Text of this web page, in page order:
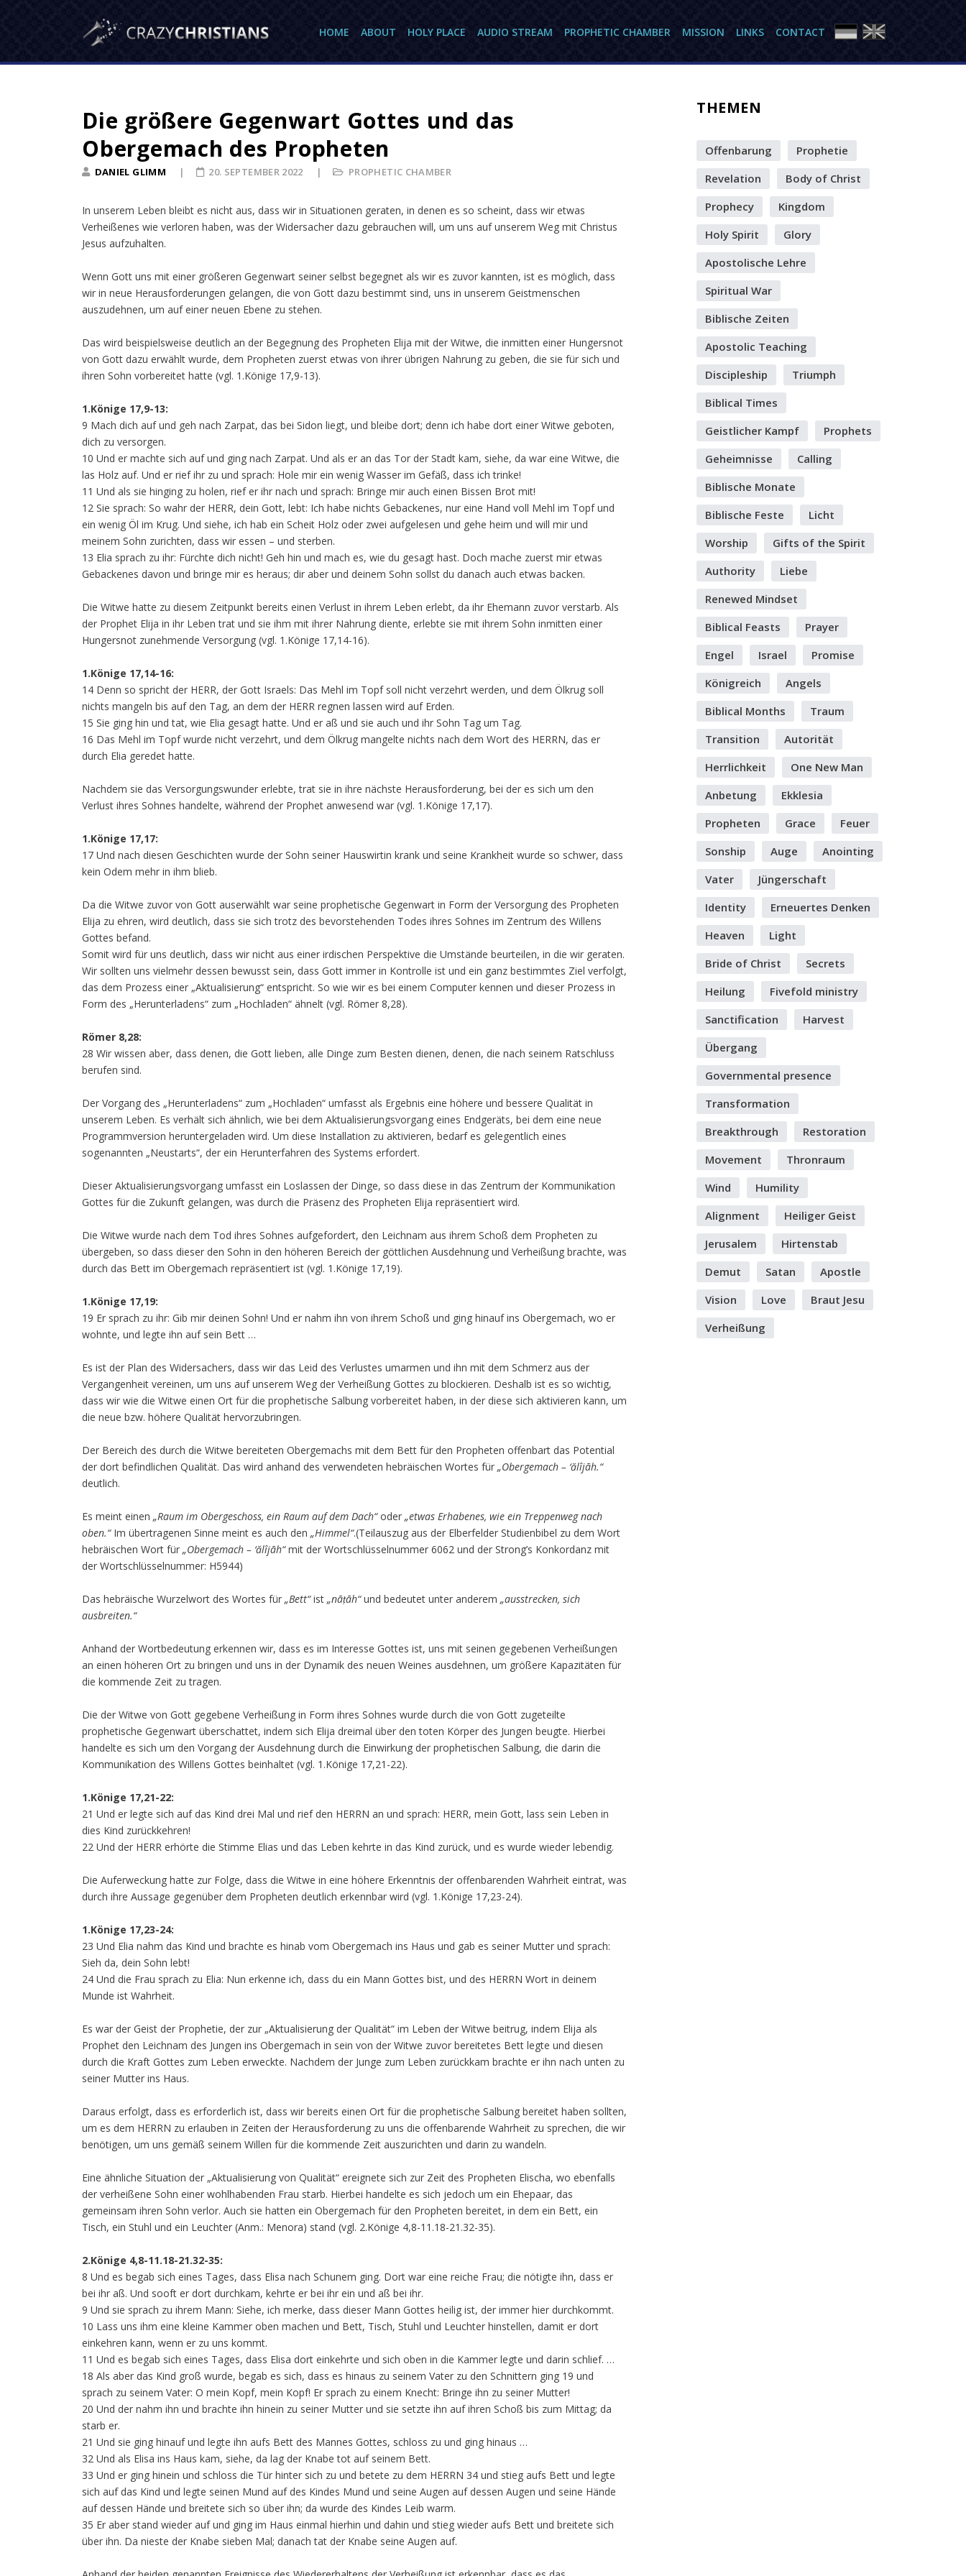
HOME ABOUT HOLY PLACE AUDIO STREAM PROPHETIC CHAMBER MISSION LINKS CONTACT
Die größere Gegenwart Gottes und das
Obergemach des Propheten
DANIEL GLIMM PROPHETIC CHAMBER
20. SEPTEMBER 2022
In unserem Leben bleibt es nicht aus, dass wir in Situationen geraten, in denen es so scheint, dass wir etwas
Verheißenes wie verloren haben, was der Widersacher dazu gebrauchen will, um uns auf unserem Weg mit Christus
Jesus aufzuhalten.
Wenn Gott uns mit einer größeren Gegenwart seiner selbst begegnet als wir es zuvor kannten, ist es möglich, dass
wir in neue Herausforderungen gelangen, die von Gott dazu bestimmt sind, uns in unserem Geistmenschen
auszudehnen, um auf einer neuen Ebene zu stehen.
Das wird beispielsweise deutlich an der Begegnung des Propheten Elija mit der Witwe, die inmitten einer Hungersnot
von Gott dazu erwählt wurde, dem Propheten zuerst etwas von ihrer übrigen Nahrung zu geben, die sie für sich und
ihren Sohn vorbereitet hatte (vgl. 1.Könige 17,9-13).
1.Könige 17,9-13:
9 Mach dich auf und geh nach Zarpat, das bei Sidon liegt, und bleibe dort; denn ich habe dort einer Witwe geboten,
dich zu versorgen.
10 Und er machte sich auf und ging nach Zarpat. Und als er an das Tor der Stadt kam, siehe, da war eine Witwe, die
las Holz auf. Und er rief ihr zu und sprach: Hole mir ein wenig Wasser im Gefäß, dass ich trinke!
11 Und als sie hinging zu holen, rief er ihr nach und sprach: Bringe mir auch einen Bissen Brot mit!
12 Sie sprach: So wahr der HERR, dein Gott, lebt: Ich habe nichts Gebackenes, nur eine Hand voll Mehl im Topf und
ein wenig Öl im Krug. Und siehe, ich hab ein Scheit Holz oder zwei aufgelesen und gehe heim und will mir und
meinem Sohn zurichten, dass wir essen – und sterben.
13 Elia sprach zu ihr: Fürchte dich nicht! Geh hin und mach es, wie du gesagt hast. Doch mache zuerst mir etwas
Gebackenes davon und bringe mir es heraus; dir aber und deinem Sohn sollst du danach auch etwas backen.
Die Witwe hatte zu diesem Zeitpunkt bereits einen Verlust in ihrem Leben erlebt, da ihr Ehemann zuvor verstarb. Als
der Prophet Elija in ihr Leben trat und sie ihm mit ihrer Nahrung diente, erlebte sie mit ihrem Sohn inmitten einer
Hungersnot zunehmende Versorgung (vgl. 1.Könige 17,14-16).
1.Könige 17,14-16:
14 Denn so spricht der HERR, der Gott Israels: Das Mehl im Topf soll nicht verzehrt werden, und dem Ölkrug soll
nichts mangeln bis auf den Tag, an dem der HERR regnen lassen wird auf Erden.
15 Sie ging hin und tat, wie Elia gesagt hatte. Und er aß und sie auch und ihr Sohn Tag um Tag.
16 Das Mehl im Topf wurde nicht verzehrt, und dem Ölkrug mangelte nichts nach dem Wort des HERRN, das er
durch Elia geredet hatte.
Nachdem sie das Versorgungswunder erlebte, trat sie in ihre nächste Herausforderung, bei der es sich um den
Verlust ihres Sohnes handelte, während der Prophet anwesend war (vgl. 1.Könige 17,17).
1.Könige 17,17:
17 Und nach diesen Geschichten wurde der Sohn seiner Hauswirtin krank und seine Krankheit wurde so schwer, dass
kein Odem mehr in ihm blieb.
Da die Witwe zuvor von Gott auserwählt war seine prophetische Gegenwart in Form der Versorgung des Propheten
Elija zu ehren, wird deutlich, dass sie sich trotz des bevorstehenden Todes ihres Sohnes im Zentrum des Willens
Gottes befand.
Somit wird für uns deutlich, dass wir nicht aus einer irdischen Perspektive die Umstände beurteilen, in die wir geraten.
Wir sollten uns vielmehr dessen bewusst sein, dass Gott immer in Kontrolle ist und ein ganz bestimmtes Ziel verfolgt,
das dem Prozess einer „Aktualisierung“ entspricht. So wie wir es bei einem Computer kennen und dieser Prozess in
Form des „Herunterladens“ zum „Hochladen“ ähnelt (vgl. Römer 8,28).
Römer 8,28:
28 Wir wissen aber, dass denen, die Gott lieben, alle Dinge zum Besten dienen, denen, die nach seinem Ratschluss
berufen sind.
Der Vorgang des „Herunterladens“ zum „Hochladen“ umfasst als Ergebnis eine höhere und bessere Qualität in
unserem Leben. Es verhält sich ähnlich, wie bei dem Aktualisierungsvorgang eines Endgeräts, bei dem eine neue
Programmversion heruntergeladen wird. Um diese Installation zu aktivieren, bedarf es gelegentlich eines
sogenannten „Neustarts“, der ein Herunterfahren des Systems erfordert.
Dieser Aktualisierungsvorgang umfasst ein Loslassen der Dinge, so dass diese in das Zentrum der Kommunikation
Gottes für die Zukunft gelangen, was durch die Präsenz des Propheten Elija repräsentiert wird.
Die Witwe wurde nach dem Tod ihres Sohnes aufgefordert, den Leichnam aus ihrem Schoß dem Propheten zu
übergeben, so dass dieser den Sohn in den höheren Bereich der göttlichen Ausdehnung und Verheißung brachte, was
durch das Bett im Obergemach repräsentiert ist (vgl. 1.Könige 17,19).
1.Könige 17,19:
19 Er sprach zu ihr: Gib mir deinen Sohn! Und er nahm ihn von ihrem Schoß und ging hinauf ins Obergemach, wo er
wohnte, und legte ihn auf sein Bett …
Es ist der Plan des Widersachers, dass wir das Leid des Verlustes umarmen und ihn mit dem Schmerz aus der
Vergangenheit vereinen, um uns auf unserem Weg der Verheißung Gottes zu blockieren. Deshalb ist es so wichtig,
dass wir wie die Witwe einen Ort für die prophetische Salbung vorbereitet haben, in der diese sich aktivieren kann, um
die neue bzw. höhere Qualität hervorzubringen.
Der Bereich des durch die Witwe bereiteten Obergemachs mit dem Bett für den Propheten offenbart das Potential
der dort befindlichen Qualität. Das wird anhand des verwendeten hebräischen Wortes für „Obergemach – ‘ălîjāh.“
deutlich.
Es meint einen „Raum im Obergeschoss, ein Raum auf dem Dach“oder „etwas Erhabenes, wie ein Treppenweg nach
oben.“Im übertragenen Sinne meint es auch den „Himmel“.(Teilauszug aus der Elberfelder Studienbibel zu dem Wort
hebräischen Wort für „Obergemach – ‘ălîjāh“mit der Wortschlüsselnummer 6062 und der Strong’s Konkordanz mit
der Wortschlüsselnummer: H5944)
Das hebräische Wurzelwort des Wortes für „Bett“ist „nāṭāh“und bedeutet unter anderem „ausstrecken, sich
ausbreiten.“
Anhand der Wortbedeutung erkennen wir, dass es im Interesse Gottes ist, uns mit seinen gegebenen Verheißungen
an einen höheren Ort zu bringen und uns in der Dynamik des neuen Weines ausdehnen, um größere Kapazitäten für
die kommende Zeit zu tragen.
Die der Witwe von Gott gegebene Verheißung in Form ihres Sohnes wurde durch die von Gott zugeteilte
prophetische Gegenwart überschattet, indem sich Elija dreimal über den toten Körper des Jungen beugte. Hierbei
handelte es sich um den Vorgang der Ausdehnung durch die Einwirkung der prophetischen Salbung, die darin die
Kommunikation des Willens Gottes beinhaltet (vgl. 1.Könige 17,21-22).
1.Könige 17,21-22:
21 Und er legte sich auf das Kind drei Mal und rief den HERRN an und sprach: HERR, mein Gott, lass sein Leben in
dies Kind zurückkehren!
22 Und der HERR erhörte die Stimme Elias und das Leben kehrte in das Kind zurück, und es wurde wieder lebendig.
Die Auferweckung hatte zur Folge, dass die Witwe in eine höhere Erkenntnis der offenbarenden Wahrheit eintrat, was
durch ihre Aussage gegenüber dem Propheten deutlich erkennbar wird (vgl. 1.Könige 17,23-24).
1.Könige 17,23-24:
23 Und Elia nahm das Kind und brachte es hinab vom Obergemach ins Haus und gab es seiner Mutter und sprach:
Sieh da, dein Sohn lebt!
24 Und die Frau sprach zu Elia: Nun erkenne ich, dass du ein Mann Gottes bist, und des HERRN Wort in deinem
Munde ist Wahrheit.
Es war der Geist der Prophetie, der zur „Aktualisierung der Qualität“ im Leben der Witwe beitrug, indem Elija als
Prophet den Leichnam des Jungen ins Obergemach in sein von der Witwe zuvor bereitetes Bett legte und diesen
durch die Kraft Gottes zum Leben erweckte. Nachdem der Junge zum Leben zurückkam brachte er ihn nach unten zu
seiner Mutter ins Haus.
Daraus erfolgt, dass es erforderlich ist, dass wir bereits einen Ort für die prophetische Salbung bereitet haben sollten,
um es dem HERRN zu erlauben in Zeiten der Herausforderung zu uns die offenbarende Wahrheit zu sprechen, die wir
benötigen, um uns gemäß seinem Willen für die kommende Zeit auszurichten und darin zu wandeln.
Eine ähnliche Situation der „Aktualisierung von Qualität“ ereignete sich zur Zeit des Propheten Elischa, wo ebenfalls
der verheißene Sohn einer wohlhabenden Frau starb. Hierbei handelte es sich jedoch um ein Ehepaar, das
gemeinsam ihren Sohn verlor. Auch sie hatten ein Obergemach für den Propheten bereitet, in dem ein Bett, ein
Tisch, ein Stuhl und ein Leuchter (Anm.: Menora) stand (vgl. 2.Könige 4,8-11.18-21.32-35).
2.Könige 4,8-11.18-21.32-35:
8 Und es begab sich eines Tages, dass Elisa nach Schunem ging. Dort war eine reiche Frau; die nötigte ihn, dass er
bei ihr aß. Und sooft er dort durchkam, kehrte er bei ihr ein und aß bei ihr.
9 Und sie sprach zu ihrem Mann: Siehe, ich merke, dass dieser Mann Gottes heilig ist, der immer hier durchkommt.
10 Lass uns ihm eine kleine Kammer oben machen und Bett, Tisch, Stuhl und Leuchter hinstellen, damit er dort
einkehren kann, wenn er zu uns kommt.
11 Und es begab sich eines Tages, dass Elisa dort einkehrte und sich oben in die Kammer legte und darin schlief. …
18 Als aber das Kind groß wurde, begab es sich, dass es hinaus zu seinem Vater zu den Schnittern ging 19 und
sprach zu seinem Vater: O mein Kopf, mein Kopf! Er sprach zu einem Knecht: Bringe ihn zu seiner Mutter!
20 Und der nahm ihn und brachte ihn hinein zu seiner Mutter und sie setzte ihn auf ihren Schoß bis zum Mittag; da
starb er.
21 Und sie ging hinauf und legte ihn aufs Bett des Mannes Gottes, schloss zu und ging hinaus …
32 Und als Elisa ins Haus kam, siehe, da lag der Knabe tot auf seinem Bett.
33 Und er ging hinein und schloss die Tür hinter sich zu und betete zu dem HERRN 34 und stieg aufs Bett und legte
sich auf das Kind und legte seinen Mund auf des Kindes Mund und seine Augen auf dessen Augen und seine Hände
auf dessen Hände und breitete sich so über ihn; da wurde des Kindes Leib warm.
35 Er aber stand wieder auf und ging im Haus einmal hierhin und dahin und stieg wieder aufs Bett und breitete sich
über ihn. Da nieste der Knabe sieben Mal; danach tat der Knabe seine Augen auf.
THEMEN
Offenbarung
Prophetie
Revelation
Body of Christ
Prophecy
Kingdom
Holy Spirit
Glory
Apostolische Lehre
Spiritual War
Biblische Zeiten
Apostolic Teaching
Discipleship
Triumph
Biblical Times
Geistlicher Kampf
Prophets
Geheimnisse
Calling
Biblische Monate
Biblische Feste
Licht
Worship
Gifts of the Spirit
Authority
Liebe
Renewed Mindset
Biblical Feasts
Prayer
Engel
Israel
Promise
Königreich
Angels
Biblical Months
Traum
Transition
Autorität
Herrlichkeit
One New Man
Anbetung
Ekklesia
Propheten
Grace
Feuer
Sonship
Auge
Anointing
Vater
Jüngerschaft
Identity
Erneuertes Denken
Heaven
Light
Bride of Christ
Secrets
Heilung
Fivefold ministry
Sanctification
Harvest
Übergang
Governmental presence
Transformation
Breakthrough
Restoration
Movement
Thronraum
Wind
Humility
Alignment
Heiliger Geist
Jerusalem
Hirtenstab
Demut
Satan
Apostle
Vision
Love
Braut Jesu
Verheißung